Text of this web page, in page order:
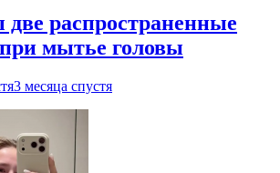
распространенные
мытье головы
3 месяца спустя